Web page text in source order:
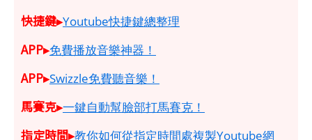
快捷鍵▸Youtube快捷鍵總整理
APP▸免費播放音樂神器！
APP▸Swizzle免費聽音樂！
馬賽克▸一鍵自動幫臉部打馬賽克！
指定時間▸教你如何從指定時間處複製Youtube網